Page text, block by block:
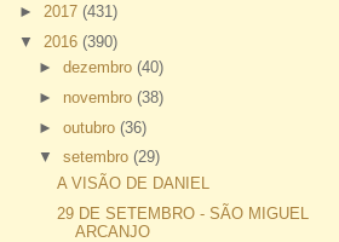
► 2017 (431)
▼ 2016 (390)
► dezembro (40)
► novembro (38)
► outubro (36)
▼ setembro (29)
A VISÃO DE DANIEL
29 DE SETEMBRO - SÃO MIGUEL
ARCANJO